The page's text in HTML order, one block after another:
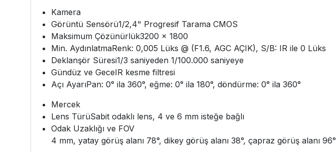
Kamera
Görüntü Sensörü1/2,4" Progresif Tarama CMOS
Maksimum Çözünürlük3200 × 1800
Min. AydınlatmaRenk: 0,005 Lüks @ (F1.6, AGC AÇIK), S/B: IR ile 0 Lüks
Deklanşör Süresi1/3 saniyeden 1/100.000 saniyeye
Gündüz ve GeceIR kesme filtresi
Açı AyarıPan: 0° ila 360°, eğme: 0° ila 180°, döndürme: 0° ila 360°
Mercek
Lens TürüSabit odaklı lens, 4 ve 6 mm isteğe bağlı
Odak Uzaklığı ve FOV
4 mm, yatay görüş alanı 78°, dikey görüş alanı 38°, çapraz görüş alanı 96°